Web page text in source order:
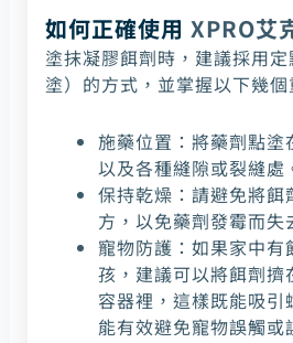
如何正確使用 XPRO艾
塗抹凝膠餌劑時，建議採用
塗）的方式，並掌握以下幾個
施藥位置：將藥劑點塗
以及各種縫隙或裂縫處
保持乾燥：請避免將餌
方，以免藥劑發霉而失
寵物防護：如果家中有
孩，建議可以將餌劑擠
容器裡，這樣既能吸引
能有效避免寵物誤觸或